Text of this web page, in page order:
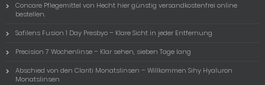
Concare Pflegemittel von Hecht hier günstig versandkostenfrei online
bestellen.
Safilens Fusion 1 Day Presbyo – Klare Sicht in jeder Entfernung
Precision 7 Wochenlinse – Klar sehen, sieben Tage lang
Abschied von den Clariti Monatslinsen – Willkommen Sihy Hyaluron
Monatslinsen